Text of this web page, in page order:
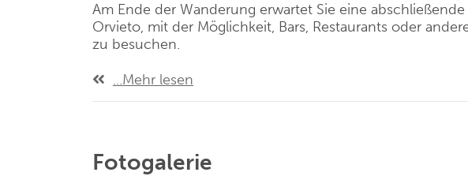
Am Ende der Wanderung erwartet Sie eine
Orvieto, mit der Möglichkeit, Bars, Restaurants oder
zu besuchen.
...Mehr lesen
Fotogalerie